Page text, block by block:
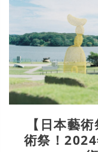
【日本藝
術祭！